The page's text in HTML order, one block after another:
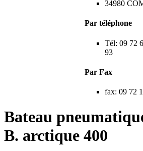
34980
Par téléphone
Tél: 09 72
93
Par Fax
fax: 09 72
Bateau
B. arctique 400